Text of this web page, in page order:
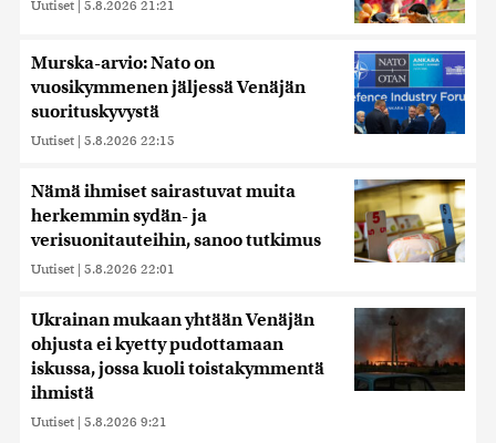
Uutiset | 5.8.2026 21:21
Murska-arvio: Nato on
vuosikymmenen jäljessä Venäjän
suorituskyvystä
Uutiset | 5.8.2026 22:15
Nämä ihmiset sairastuvat muita
herkemmin sydän- ja
verisuonitauteihin, sanoo tutkimus
Uutiset | 5.8.2026 22:01
Ukrainan mukaan yhtään Venäjän
ohjusta ei kyetty pudottamaan
iskussa, jossa kuoli toistakymmentä
ihmistä
Uutiset | 5.8.2026 9:21